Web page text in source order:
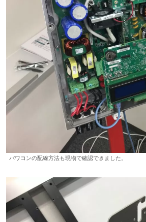
パワコンの配線方法も現物で確認できました。